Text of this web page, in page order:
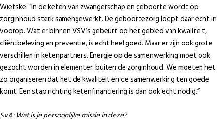
Wietske: “In de keten van zwangerschap en geboorte wordt op
zorginhoud sterk samengewerkt. De geboortezorg loopt daar echt in
voorop. Wat er binnen VSV’s gebeurt op het gebied van kwaliteit,
cliëntbeleving en preventie, is echt heel goed. Maar er zijn ook grote
verschillen in ketenpartners. Energie op de samenwerking moet ook
gezocht worden in elementen buiten de zorginhoud. We moeten het
zo organiseren dat het de kwaliteit en de samenwerking ten goede
komt. Een stap richting ketenfinanciering is dan ook echt nodig.”
SvA: Wat is je persoonlijke missie in deze?